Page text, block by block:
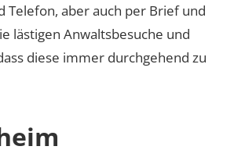
aber auch per Brief und
lästigen Anwaltsbesuche und
diese immer durchgehend zu